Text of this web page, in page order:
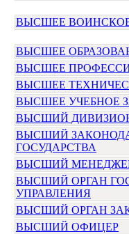
ВЫСШЕЕ
ВЫСШЕЕ
ВЫСШЕЕ
ВЫСШЕЕ
ВЫСШЕЕ УЧЕБНОЕ
ВЫСШИЙ
ВЫСШИЙ
ГОСУДАРСТВА
ВЫСШИЙ
ВЫСШИЙ ОРГАН
УПРАВЛЕНИЯ
ВЫСШИЙ ОРГАН
ВЫСШИЙ ОФИЦЕР